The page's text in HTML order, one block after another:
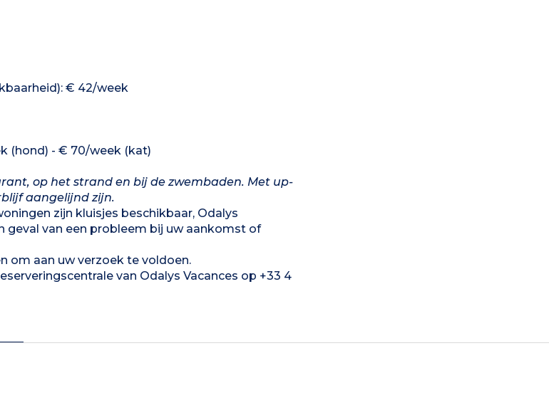
€ 42/week
(hond) - € 70/week (kat)
op het strand en bij de zwembaden. Met up-
aangelijnd zijn.
zijn kluisjes beschikbaar, Odalys
geval van een probleem bij uw aankomst of
om aan uw verzoek te voldoen.
van Odalys Vacances op +33 4